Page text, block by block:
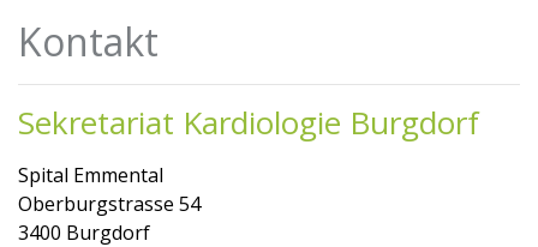
Kontakt
Sekretariat Kardiologie Burgdorf
Spital Emmental
Oberburgstrasse 54
3400 Burgdorf